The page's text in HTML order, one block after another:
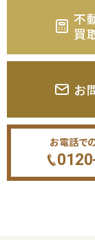
不
買
お
お電話で